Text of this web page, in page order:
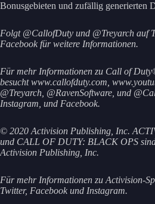
Bonusgebieten und zufällig generierten
Folgt @CallofDuty und @Treyarch auf
Facebook für weitere Informationen.
Für mehr Informationen zu Call of
besucht www.callofduty.com,
@Treyarch, @RavenSoftware, und
Instagram, und Facebook.
© 2020 Activision Publishing, Inc.
und CALL OF DUTY: BLACK OPS
Activision Publishing, Inc.
Für mehr Informationen zu Activision-
Twitter, Facebook und Instagram.